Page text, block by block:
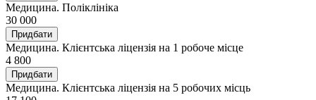
Медицина. Поліклініка
30 000
Придбати
Медицина. Клієнтська ліцензія на 1 робоче місце
4 800
Придбати
Медицина. Клієнтська ліцензія на 5 робочих місць